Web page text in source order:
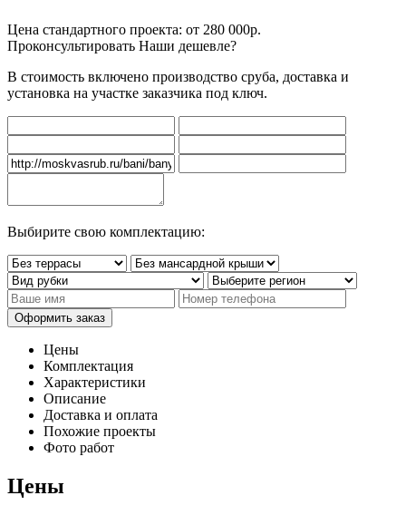
Цена стандартного проекта: от 280 000р.
Проконсультировать Наши дешевле?
В стоимость включено производство сруба, доставка и
установка на участке заказчика под ключ.
Выбирите свою комплектацию:
Цены
Комплектация
Характеристики
Описание
Доставка и оплата
Похожие проекты
Фото работ
Цены